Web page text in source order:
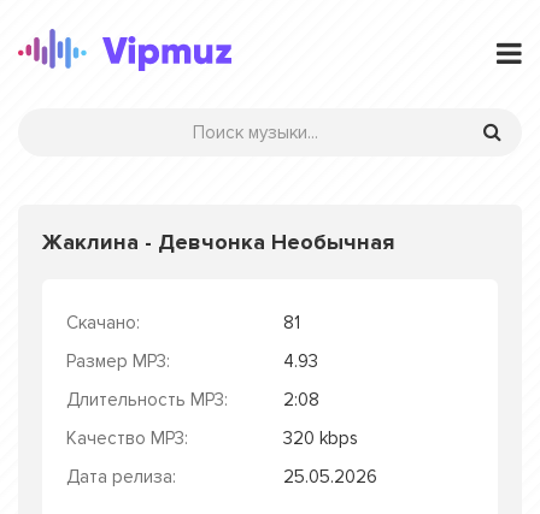
Жаклина - Девчонка Необычная
Скачано:
81
Размер MP3:
4.93
Длительность MP3:
2:08
Качество MP3:
320 kbps
Дата релиза:
25.05.2026